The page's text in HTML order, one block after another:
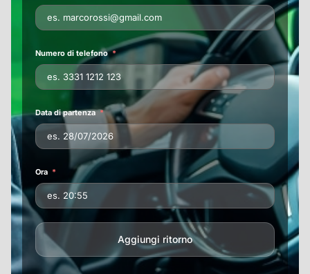
Numero di telefono
Data di partenza
Ora
Aggiungi ritorno